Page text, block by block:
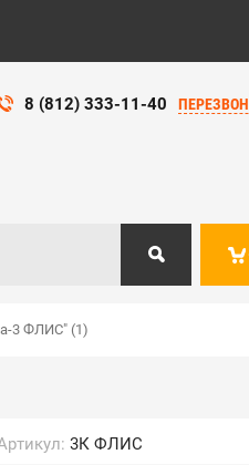
8 (812) 333-11-40
3 ФЛИС" (1)
3К ФЛИС